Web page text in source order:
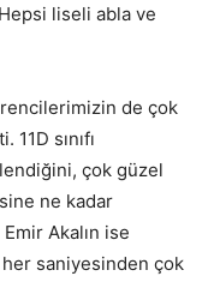
liseli abla ve
de çok
sınıfı
çok güzel
ne kadar
Akalın ise
saniyesinden çok